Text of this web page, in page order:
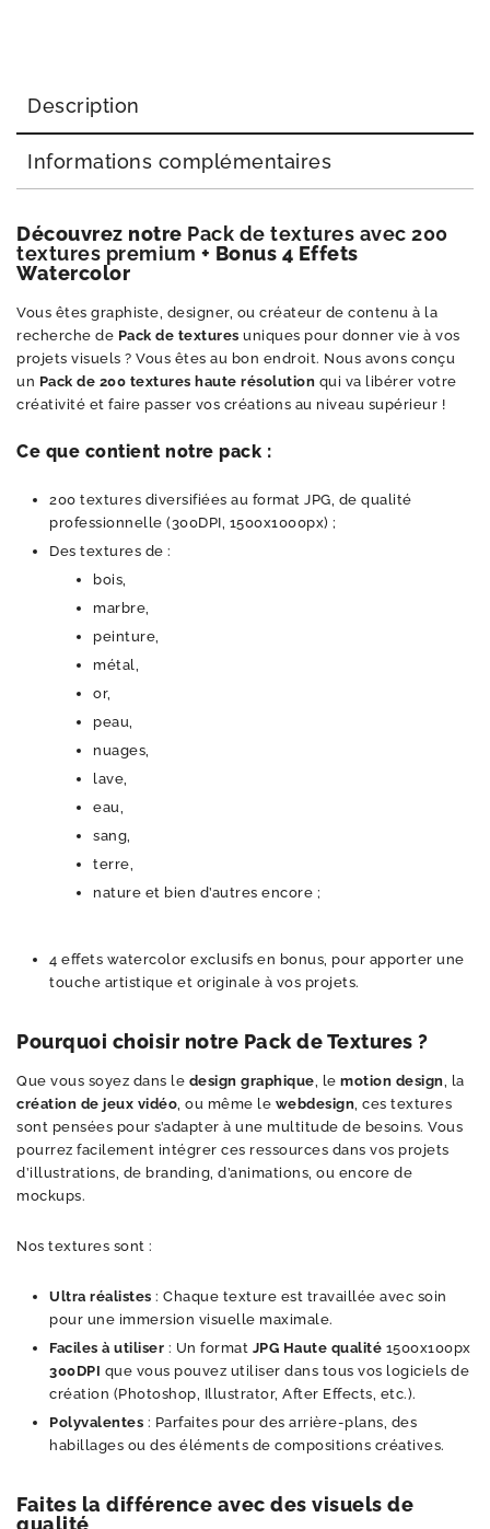
Description
Informations complémentaires
Découvrez notre Pack de textures avec 200
textures premium + Bonus 4 Effets
Watercolor
Vous êtes graphiste, designer, ou créateur de contenu à la
recherche de Pack de textures uniques pour donner vie à vos
projets visuels ? Vous êtes au bon endroit. Nous avons conçu
un Pack de 200 textures haute résolution qui va libérer votre
créativité et faire passer vos créations au niveau supérieur !
Ce que contient notre pack :
200 textures diversifiées au format JPG, de qualité
professionnelle (300DPI, 1500x1000px) ;
Des textures de :
bois,
marbre,
peinture,
métal,
or,
peau,
nuages,
lave,
eau,
sang,
terre,
nature et bien d’autres encore ;
4 effets watercolor exclusifs en bonus, pour apporter une
touche artistique et originale à vos projets.
Pourquoi choisir notre Pack de Textures ?
Que vous soyez dans le design graphique , le motion design , la
création de jeux vidéo , ou même le webdesign , ces textures
sont pensées pour s’adapter à une multitude de besoins. Vous
pourrez facilement intégrer ces ressources dans vos projets
d’illustrations, de branding, d’animations, ou encore de
mockups.
Nos textures sont :
Ultra réalistes : Chaque texture est travaillée avec soin
pour une immersion visuelle maximale.
Faciles à utiliser : Un format JPG Haute qualité 1500x100px
300DPI que vous pouvez utiliser dans tous vos logiciels de
création (Photoshop, Illustrator, After Effects, etc.).
Polyvalentes : Parfaites pour des arrière-plans, des
habillages ou des éléments de compositions créatives.
Faites la différence avec des visuels de
qualité